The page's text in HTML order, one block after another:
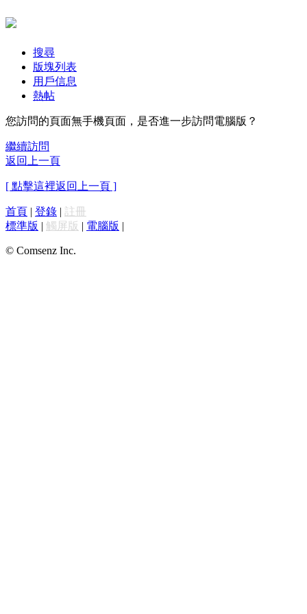
搜尋
版塊列表
用戶信息
熱帖
您訪問的頁面無手機頁面，是否進一步訪問電腦版？
繼續訪問
返回上一頁
[ 點擊這裡返回上一頁 ]
首頁 | 登錄 | 註冊
標準版 | 觸屏版 | 電腦版 |
© Comsenz Inc.